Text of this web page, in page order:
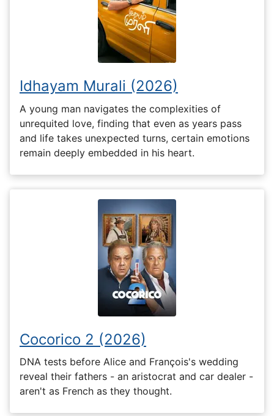
Idhayam Murali (2026)
A young man navigates the complexities of
unrequited love, finding that even as years pass
and life takes unexpected turns, certain emotions
remain deeply embedded in his heart.
Cocorico 2 (2026)
DNA tests before Alice and François's wedding
reveal their fathers - an aristocrat and car dealer -
aren't as French as they thought.